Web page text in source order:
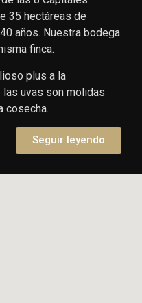
35 hectáreas de
años. Nuestra bodega
finca.
plus a la
las uvas son molidas
cosecha.
Seguir leyendo